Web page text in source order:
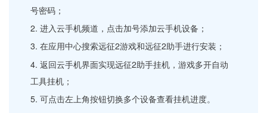
号密码；
2. 进入云手机频道，点击加号添加云手机设备；
3. 在应用中心搜索远征2游戏和远征2助手进行安装；
4. 返回云手机界面实现远征2助手挂机，游戏多开自动
工具挂机；
5. 可点击左上角按钮切换多个设备查看挂机进度。